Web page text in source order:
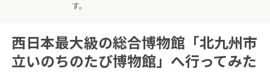
す。
西日本最大級の総合博物館「北九州市
立いのちのたび博物館」へ行ってみた